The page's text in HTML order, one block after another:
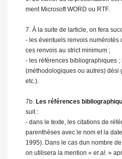
ment Microsoft WORD ou RTF.
7. À la suite de larticle, on fera
- les éventuels renvois numérotés
ces renvois au strict minimum ;
- les références bibliographiques
(méthodologiques ou autres) dési
etc.).
7b. Les références
suit :
- dans le texte, les citations de
parenthèses avec le nom et la
1995). Dans le cas dun nombre
on utilisera la mention « et al. »